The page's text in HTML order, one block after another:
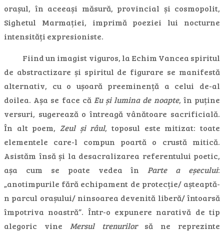
orașul, în aceeași măsură, provincial și cosmopolit,
Sighetul Marmației, imprimă poeziei lui nocturne
intensități expresioniste.
Fiind un imagist viguros, la Echim Vancea spiritul
de abstractizare și spiritul de figurare se manifestă
alternativ, cu o ușoară preeminență a celui de-al
doilea. Așa se face că Eu și lumina de noapte, în puține
versuri, sugerează o întreagă vânătoare sacrificială.
În alt poem, Zeul și râul, toposul este mitizat: toate
elementele care-l compun poartă o crustă mitică.
Asistăm însă și la desacralizarea referentului poetic,
așa cum se poate vedea în Parte a eșecului:
„anotimpurile fără echipament de protecție/ așteaptă-
n parcul orașului/ ninsoarea devenită liberă/ întoarsă
împotriva noastră”. Într-o expunere narativă de tip
alegoric vine Mersul trenurilorsă ne reprezinte